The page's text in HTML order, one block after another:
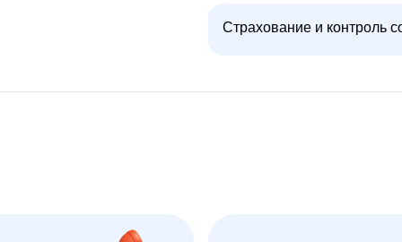
Страхование и контроль